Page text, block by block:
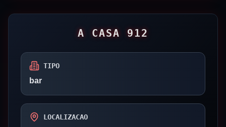
A CASA 912
TIPO
bar
LOCALIZACAO